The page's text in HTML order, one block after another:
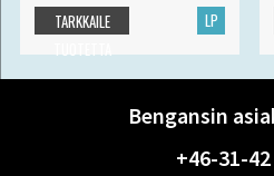
LP
TARKKAILE
TUOTETTA
Bengansin
+46-31-